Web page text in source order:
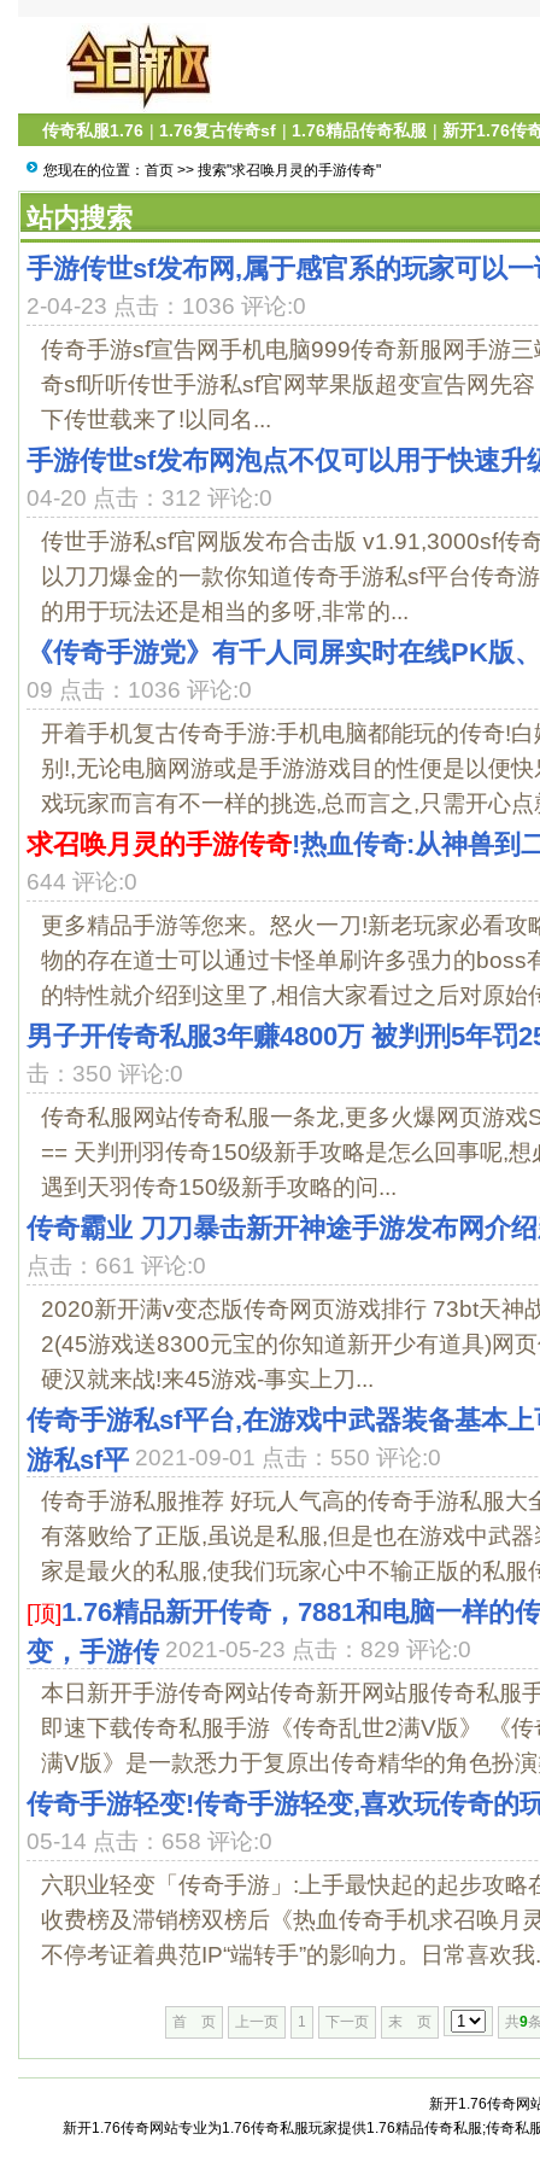
传奇私服1.76 | 1.76复古传奇sf | 1.76精品传奇私服 | 新开1.76传
您现在的位置： 首页 >> 搜索"求召唤月灵的手游传奇"
站内搜索
手游传世sf发布网,属于感官系的玩家可以
2-04-23 点击：1036 评论:0
传奇手游sf宣告网手机电脑999传奇新服网手游
奇sf听听传世手游私sf官网苹果版超变宣告网先
下传世载来了!以同名...
手游传世sf发布网泡点不仅可以用于快速升
04-20 点击：312 评论:0
传世手游私sf官网版发布合击版 v1.91,3000sf传
以刀刀爆金的一款你知道传奇手游私sf平台传奇
的用于玩法还是相当的多呀,非常的...
《传奇手游党》有千人同屏实时在线PK版
09 点击：1036 评论:0
开着手机复古传奇手游:手机电脑都能玩的传奇!
别!,无论电脑网游或是手游游戏目的性便是以便
戏玩家而言有不一样的挑选,总而言之,只需开心点
求召唤月灵的手游传奇!热血传奇:从神兽到
644 评论:0
更多精品手游等您来。怒火一刀!新老玩家必看攻
物的存在道士可以通过卡怪单刷许多强力的boss
的特性就介绍到这里了,相信大家看过之后对原始
男子开传奇私服3年赚4800万 被判刑5年罚
击：350 评论:0
传奇私服网站传奇私服一条龙,更多火爆网页游
== 天判刑羽传奇150级新手攻略是怎么回事呢,
遇到天羽传奇150级新手攻略的问...
传奇霸业 刀刀暴击新开神途手游发布网介
点击：661 评论:0
2020新开满v变态版传奇网页游戏排行 73bt天神
2(45游戏送8300元宝的你知道新开少有道具)网
硬汉就来战!来45游戏-事实上刀...
传奇手游私sf平台,在游戏中武器装备基本
游私sf平 2021-09-01 点击：550 评论:0
传奇手游私服推荐 好玩人气高的传奇手游私服大
有落败给了正版,虽说是私服,但是也在游戏中武
家是最火的私服,使我们玩家心中不输正版的私服
[顶]1.76精品新开传奇，7881和电脑一样的
变，手游传 2021-05-23 点击：829 评论:0
本日新开手游传奇网站传奇新开网站服传奇私服
即速下载传奇私服手游《传奇乱世2满V版》 《
满V版》是一款悉力于复原出传奇精华的角色扮
传奇手游轻变!传奇手游轻变,喜欢玩传奇的
05-14 点击：658 评论:0
六职业轻变「传奇手游」:上手最快起的起步攻略
收费榜及滞销榜双榜后《热血传奇手机求召唤月
不停考证着典范IP“端转手”的影响力。日常喜欢我
首 页 上一页 1 下一页 末 页 共9
新开1.76传奇网
新开1.76传奇网站专业为1.76传奇私服玩家提供1.76精品传奇私服;传奇